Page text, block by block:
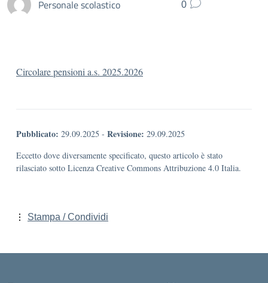
Personale scolastico 0
Circolare pensioni a.s. 2025.2026
Pubblicato: 29.09.2025 - Revisione: 29.09.2025
Eccetto dove diversamente specificato, questo articolo è stato
rilasciato sotto Licenza Creative Commons Attribuzione 4.0 Italia.
Stampa / Condividi